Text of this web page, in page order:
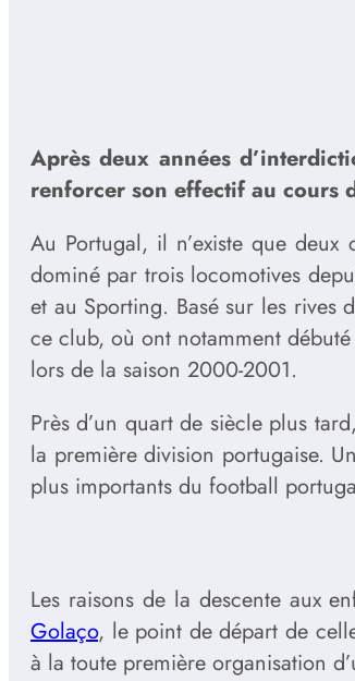
Après deux années
renforcer son effectif au cours
Au Portugal, il n’existe que
dominé par trois locomotives
et au Sporting. Basé sur les rives
ce club, où ont notamment
lors de la saison 2000-2001.
Près d’un quart de siècle plus
la première division portugaise.
plus importants du football
Les raisons de la descente aux
Golaço, le point de départ de
à la toute première organisation